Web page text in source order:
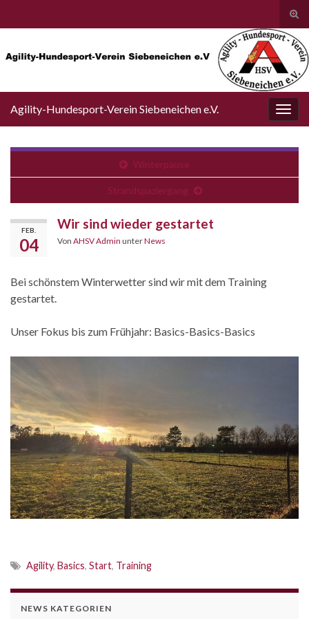
Agility-Hundesport-Verein Siebeneichen e.V.
Winterpause
Strandspaziergang
FEB.
04
Wir sind wieder gestartet
Von AHSV Admin unterNews
Bei schönstem Winterwetter sind wir mit dem Training
gestartet.
Unser Fokus bis zum Frühjahr: Basics-Basics-Basics
Agility, Basics, Start, Training
NEWS KATEGORIEN